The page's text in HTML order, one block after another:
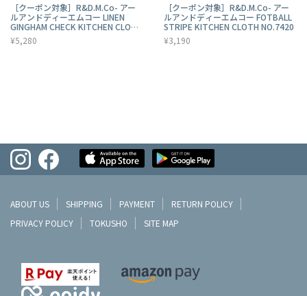
［クーポン対象］R&D.M.Co- アー
ルアンドディーエムコー LINEN
GINGHAM CHECK KITCHEN CLOTH
NO.7511
¥5,280
［クーポン対象］R&D.M.Co- アー
ルアンドディーエムコー FOTBALL
STRIPE KITCHEN CLOTH NO.7420
¥3,190
ABOUT US SHIPPING PAYMENT
RETURN POLICY
PRIVACY POLICY
TOKUSHO SITE MAP